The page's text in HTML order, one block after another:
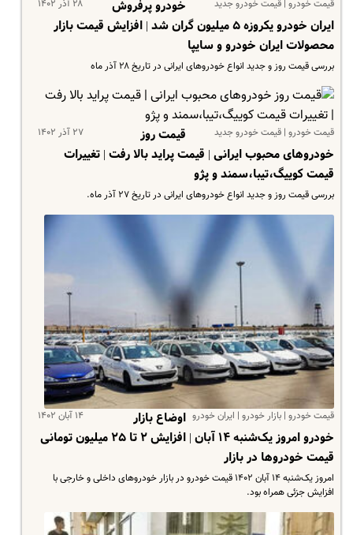
قیمت خودرو | قیمت خودرو جدید ۲۸ آذر ۱۴۰۲
خودرو پرفروش
ایران خودرو یکروزه ۵ میلیون گران شد | افزایش قیمت بازار
محصولات ایران خودرو و سایپا
بررسی قیمت روز و جدید انواع خودروهای ایرانی در تاریخ ۲۸ آذر ماه
قیمت خودرو | قیمت خودرو جدید ۲۷ آذر ۱۴۰۲
قیمت روز
خودروهای محبوب ایرانی | قیمت پراید بالا رفت | تغییرات
قیمت کوییگ،تیبا،سمند و پژو
بررسی قیمت روز و جدید انواع خودروهای ایرانی در تاریخ ۲۷ آذر ماه.
قیمت خودرو | بازار خودرو | ایران خودرو ۱۴ آبان ۱۴۰۲
اوضاع بازار
خودرو امروز یک‌شنبه ۱۴ آبان | افزایش ۲ تا ۲۵ میلیون تومانی
قیمت خودروها در بازار
امروز یک‌شنبه ۱۴ آبان ۱۴۰۲ قیمت خودرو در بازار خودروهای داخلی و خارجی با
افزایش جزئی همراه بود.